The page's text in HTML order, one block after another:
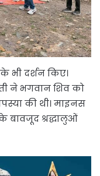
के भी दर्शन किए।
ने भगवान शिव को
की थी। माइनस
बावजूद श्रद्धालुओं